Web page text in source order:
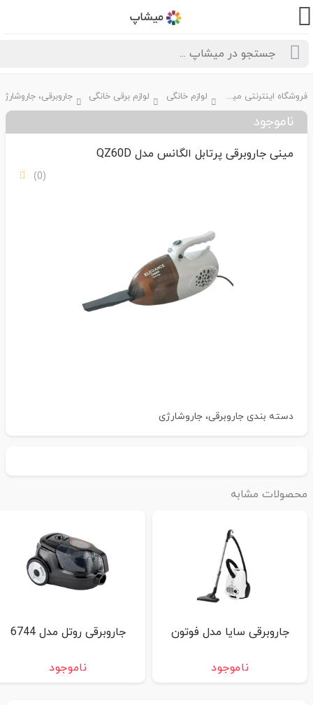
فروشگاه اینترنتی میشاپ لوازم خانگی لوازم برقی خانگی جاروبرقی، جاروشارژی
ناموجود
مینی جاروبرقی پرتابل الگانس مدل QZ60D
دسته بندیجاروبرقی، جاروشارژی
مشابه
جاروبرقی سایا مدل فوتون
ناموجود
جاروبرقی روتل مدل 6744
ناموجود